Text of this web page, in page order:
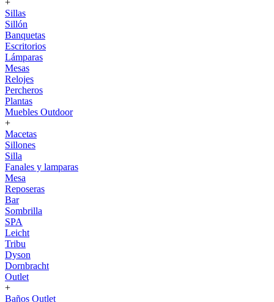
+
Sillas
Sillón
Banquetas
Escritorios
Lámparas
Mesas
Relojes
Percheros
Plantas
Muebles Outdoor
+
Macetas
Sillones
Silla
Fanales y lamparas
Mesa
Reposeras
Bar
Sombrilla
SPA
Leicht
Tribu
Dyson
Dornbracht
Outlet
+
Baños Outlet